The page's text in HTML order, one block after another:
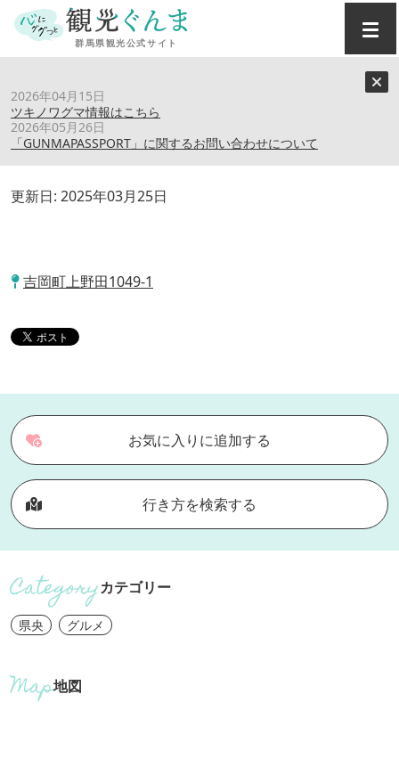
2026年04月15日
ツキノワグマ情報はこちら
2026年05月26日
「GUNMAPASSPORT」に関するお問い合わせについて
焼肉あぐり野田宿庵
更新日: 2025年03月25日
吉岡町上野田1049-1
お気に入りに追加する
行き方を検索する
カテゴリー
県央 グルメ
地図